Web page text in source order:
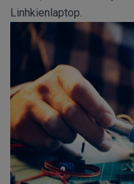
Linhkienlaptop.